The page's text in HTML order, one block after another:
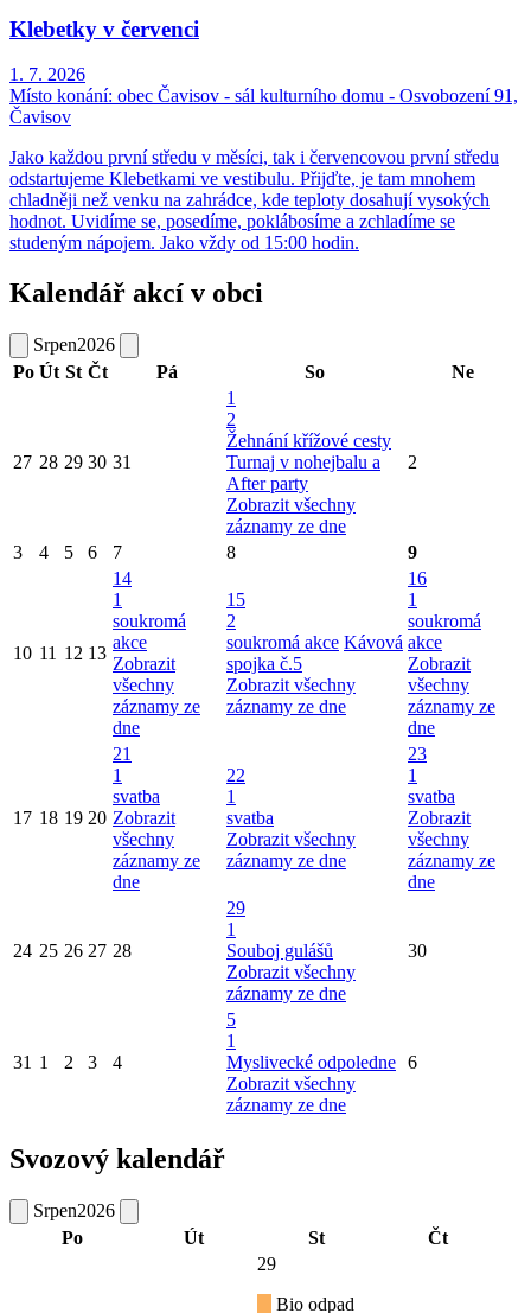
Klebetky v červenci
1. 7. 2026
Místo konání: obec Čavisov - sál kulturního domu - Osvobození 91,
Čavisov
Jako každou první středu v měsíci, tak i červencovou první středu
odstartujeme Klebetkami ve vestibulu. Přijďte, je tam mnohem
chladněji než venku na zahrádce, kde teploty dosahují vysokých
hodnot. Uvidíme se, posedíme, poklábosíme a zchladíme se
studeným nápojem. Jako vždy od 15:00 hodin.
Kalendář akcí v obci
Srpen2026
Po Út St Čt Pá So Ne
27 28 29 30 31
1
2
Žehnání křížové cesty
Turnaj v nohejbalu a
After party
Zobrazit všechny
záznamy ze dne
2
3 4 5 6 7 8 9
10 11 12 13
14
1
soukromá
akce
Zobrazit
všechny
záznamy ze
dne
15
2
soukromá akce Kávová
spojka č.5
Zobrazit všechny
záznamy ze dne
16
1
soukromá
akce
Zobrazit
všechny
záznamy ze
dne
17 18 19 20
21
1
svatba
Zobrazit
všechny
záznamy ze
dne
22
1
svatba
Zobrazit všechny
záznamy ze dne
23
1
svatba
Zobrazit
všechny
záznamy ze
dne
24 25 26 27 28
29
1
Souboj gulášů
Zobrazit všechny
záznamy ze dne
30
31 1 2 3 4
5
1
Myslivecké odpoledne
Zobrazit všechny
záznamy ze dne
6
Svozový kalendář
Srpen2026
Po
Út St Čt
29
Bio odpad